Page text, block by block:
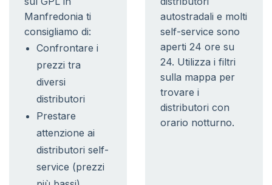
Manfredonia ti
consigliamo di:
Confrontare i
prezzi tra
diversi
distributori
Prestare
attenzione ai
distributori self-
service (prezzi
autostradali e molti
self-service sono
aperti 24 ore su
24. Utilizza i filtri
sulla mappa per
trovare i
distributori con
orario notturno.